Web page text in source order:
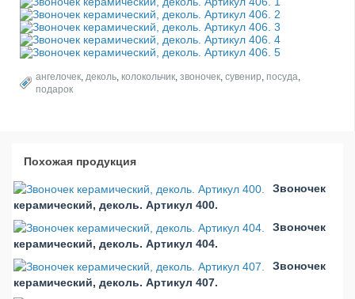
ангелочек, деколь, колокольчик, звоночек, сувенир, посуда,
подарок
Похожая продукция
Звоночек
керамический, деколь. Артикул 400.
Звоночек
керамический, деколь. Артикул 404.
Звоночек
керамический, деколь. Артикул 407.